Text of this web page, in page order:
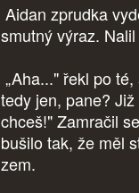
Aidan zprudka
smutný výraz.
„Aha..." řekl po
tedy jen, pane?
chceš!" Zamračil
bušilo tak, že měl
zem.